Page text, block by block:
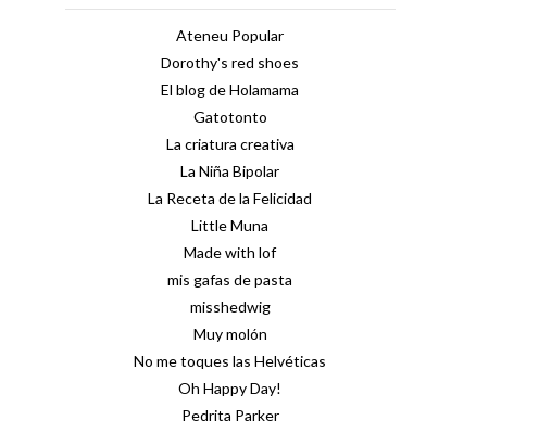
Ateneu Popular
Dorothy's red shoes
El blog de Holamama
Gatotonto
La criatura creativa
La Niña Bipolar
La Receta de la Felicidad
Little Muna
Made with lof
mis gafas de pasta
misshedwig
Muy molón
No me toques las Helvéticas
Oh Happy Day!
Pedrita Parker